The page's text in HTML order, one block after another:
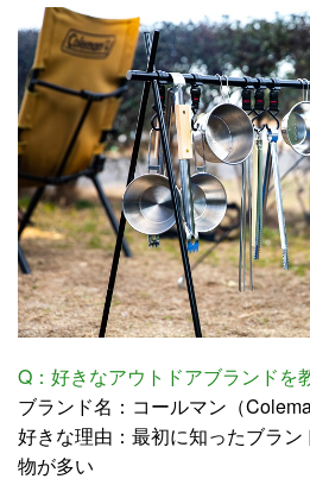
Q：好きなアウトドアブランドを
ブランド名：コールマン（
好きな理由：最初に知ったブラ
物が多い